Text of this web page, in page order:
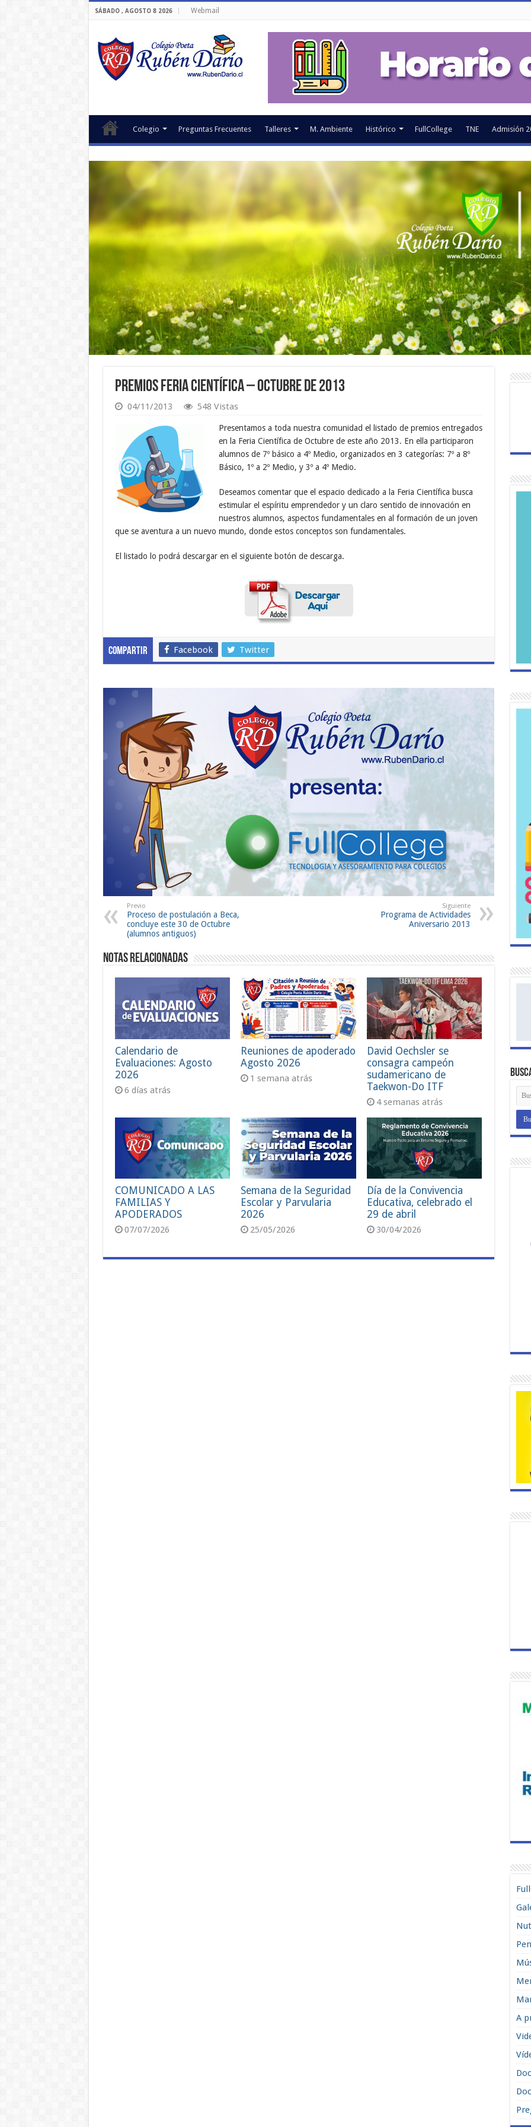
SÁBADO , AGOSTO 8 2026 Webmail
Colegio Preguntas Frecuentes Talleres M. Ambiente Histórico FullCollege TNE Admisión
Premios Feria Científica – Octubre de 2013
04/11/2013 548 Vistas
Presentamos a toda nuestra comunidad el listado de premios entregados
en la Feria Científica de Octubre de este año 2013. En ella participaron
alumnos de 7º básico a 4º Medio, organizados en 3 categorías: 7º a 8º
Básico, 1º a 2º Medio, y 3º a 4º Medio.
Deseamos comentar que el espacio dedicado a la Feria Científica busca
estimular el espíritu emprendedor y un claro sentido de innovación en
nuestros alumnos, aspectos fundamentales en al formación de un joven
que se aventura a un nuevo mundo, donde estos conceptos son fundamentales.
El listado lo podrá descargar en el siguiente botón de descarga.
Compartir Facebook Twitter
Previo
Proceso de postulación a Beca,
concluye este 30 de Octubre
(alumnos antiguos)
Siguiente
Programa de Actividades
Aniversario 2013
Notas Relacionadas
Calendario de
Evaluaciones: Agosto
2026
6 días atrás
Reuniones de apoderado
Agosto 2026
1 semana atrás
David Oechsler se
consagra campeón
sudamericano de
Taekwon-Do ITF
4 semanas atrás
COMUNICADO A LAS
FAMILIAS Y
APODERADOS
07/07/2026
Semana de la Seguridad
Escolar y Parvularia
2026
25/05/2026
Día de la Convivencia
Educativa, celebrado el
29 de abril
30/04/2026
A